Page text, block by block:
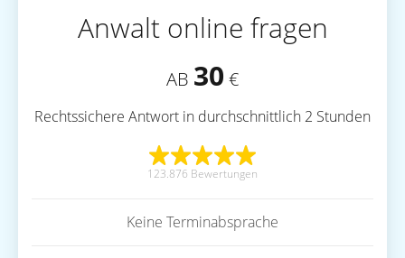
Anwalt online fragen
AB 30 €
Rechtssichere Antwort in durchschnittlich 2 Stunden
123.876 Bewertungen
Keine Terminabsprache